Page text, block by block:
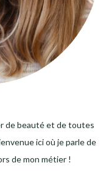
de beauté et de toutes
ici où je parle de
de mon métier !